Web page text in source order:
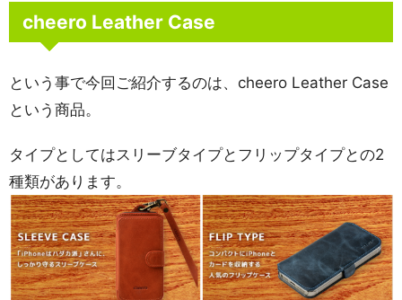
cheero Leather Case
という事で今回ご紹介するのは、cheero Leather Case
という商品。
タイプとしてはスリーブタイプとフリップタイプとの2
種類があります。